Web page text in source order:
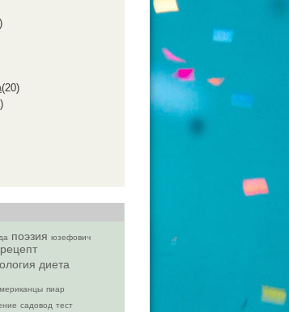
(20)
поэзия юзефович
рецепт
диета
пиар
садовод тест